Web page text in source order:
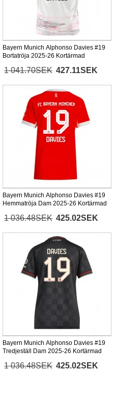
Bayern Munich Alphonso Davies #19
Bortatröja 2025-26 Kortärmad
1 041.70SEK 427.11SEK
Bayern Munich Alphonso Davies #19
Hemmatröja Dam 2025-26 Kortärmad
1 036.48SEK 425.02SEK
Bayern Munich Alphonso Davies #19
Tredjeställ Dam 2025-26 Kortärmad
1 036.48SEK 425.02SEK